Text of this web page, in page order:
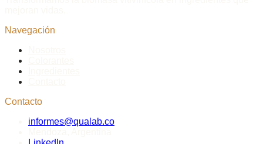
Navegación
Contacto
informes@qualab.co